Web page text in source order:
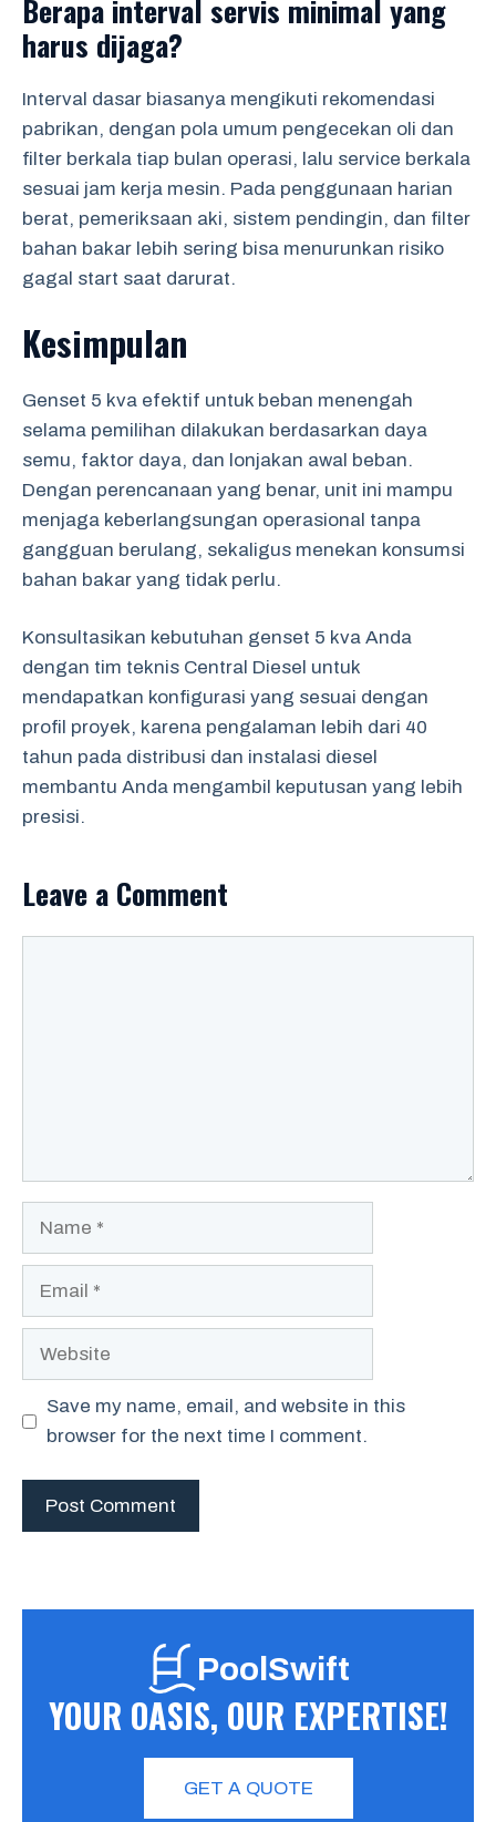
Berapa interval servis minimal yang
harus dijaga?
Interval dasar biasanya mengikuti rekomendasi
pabrikan, dengan pola umum pengecekan oli dan
filter berkala tiap bulan operasi, lalu service berkala
sesuai jam kerja mesin. Pada penggunaan harian
berat, pemeriksaan aki, sistem pendingin, dan filter
bahan bakar lebih sering bisa menurunkan risiko
gagal start saat darurat.
Kesimpulan
Genset 5 kva efektif untuk beban menengah
selama pemilihan dilakukan berdasarkan daya
semu, faktor daya, dan lonjakan awal beban.
Dengan perencanaan yang benar, unit ini mampu
menjaga keberlangsungan operasional tanpa
gangguan berulang, sekaligus menekan konsumsi
bahan bakar yang tidak perlu.
Konsultasikan kebutuhan genset 5 kva Anda
dengan tim teknis Central Diesel untuk
mendapatkan konfigurasi yang sesuai dengan
profil proyek, karena pengalaman lebih dari 40
tahun pada distribusi dan instalasi diesel
membantu Anda mengambil keputusan yang lebih
presisi.
Leave a Comment
Website
Save my name, email, and website in this
browser for the next time I comment.
PoolSwift
YOUR OASIS, OUR EXPERTISE!
GET A QUOTE